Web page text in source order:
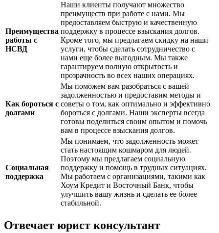
Преимущества
работы с
НСВД
Наши клиенты получают множество
преимуществ при работе с нами. Мы
предоставляем быструю и качественную
поддержку в процессе взыскания долгов.
Кроме того, мы предлагаем скидку на наши
услуги, чтобы сделать сотрудничество с
нами еще более выгодным. Мы также
гарантируем полную открытость и
прозрачность во всех наших операциях.
Как бороться с
долгами
Мы поможем вам разобраться с вашей
задолженностью и предоставим методы и
советы о том, как оптимально и эффективно
бороться с долгами. Наши эксперты всегда
готовы поделиться своим опытом и помочь
вам в процессе взыскания долгов.
Социальная
поддержка
Мы понимаем, что задолженность может
стать настоящим кошмаром для людей.
Поэтому мы предлагаем социальную
поддержку и помощь в трудных ситуациях.
Мы работаем с организациями, такими как
Хоум Кредит и Восточный Банк, чтобы
улучшить вашу жизнь и сделать ее более
стабильной.
Отвечает юрист консультант